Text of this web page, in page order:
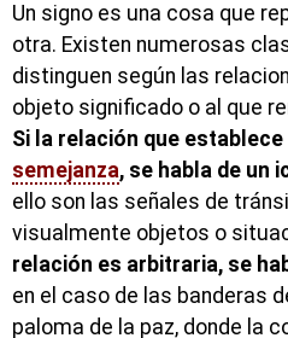
Un signo es una cosa que
otra. Existen numerosas
distinguen según las
objeto significado o al que
Si la relación que
semejanza, se habla de un
ello son las señales de
visualmente objetos o
relación es arbitraria, se
en el caso de las banderas
paloma de la paz, donde la